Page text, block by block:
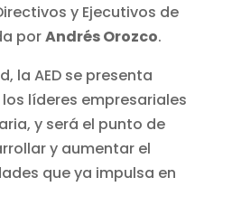
y Ejecutivos de
porAndrés Orozco.
la AED se presenta
líderes empresariales
y será el punto de
y aumentar el
que ya impulsa en